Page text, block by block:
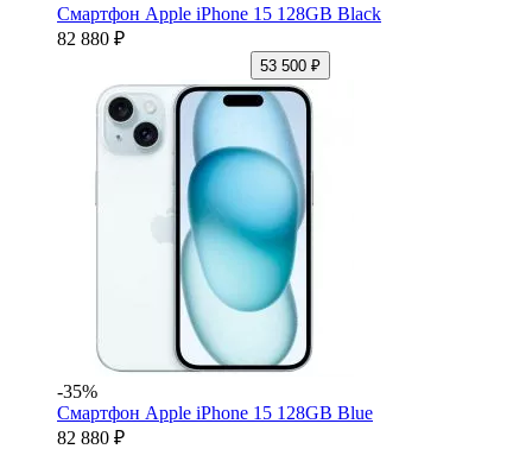
Смартфон Apple iPhone 15 128GB Black
82 880 ₽
53 500 ₽
-35%
Смартфон Apple iPhone 15 128GB Blue
82 880 ₽